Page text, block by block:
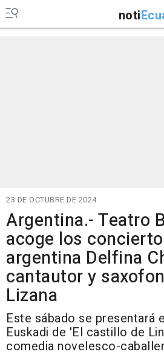
noti
23 DE OCTUBRE DE 2024
Argentina.- Teatro
acoge los
argentina Delfina
cantautor y
Lizana
Este sábado se presentará
Euskadi de 'El castillo de
comedia novelesco-